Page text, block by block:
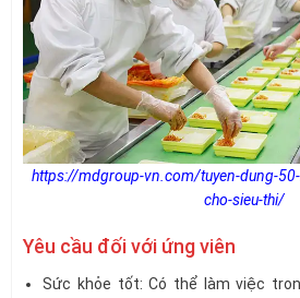
https://mdgroup-vn.com/tuyen-dung-
cho-sieu-thi/
Yêu cầu đối với ứng viên
Sức khỏe tốt: Có thể làm việc